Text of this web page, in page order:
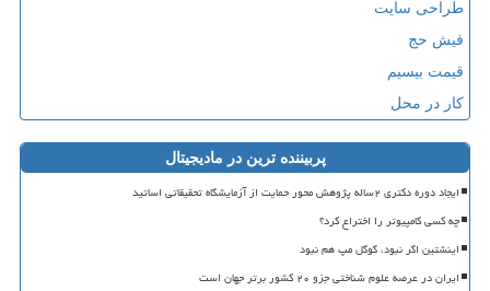
طراحی سایت
فیش حج
قیمت بیسیم
کار در محل
پربیننده ترین در مادیجیتال
ایجاد دوره دکتری ۲ساله پژوهش محور حمایت از آزمایشگاه تحقیقاتی اساتید
چه کسی کامپیوتر را اختراع کرد؟
اینشتین اگر نبود، گوگل مپ هم نبود
ایران در عرصه علوم شناختی جزو ۲۰ کشور برتر جهان است